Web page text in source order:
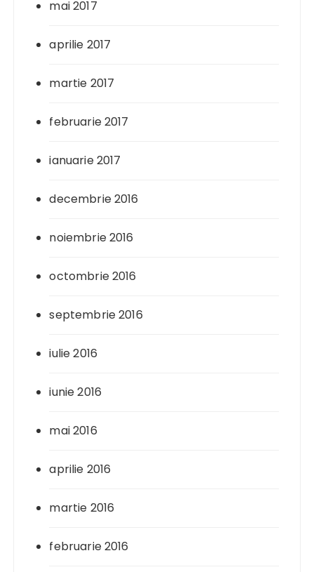
mai 2017
aprilie 2017
martie 2017
februarie 2017
ianuarie 2017
decembrie 2016
noiembrie 2016
octombrie 2016
septembrie 2016
iulie 2016
iunie 2016
mai 2016
aprilie 2016
martie 2016
februarie 2016